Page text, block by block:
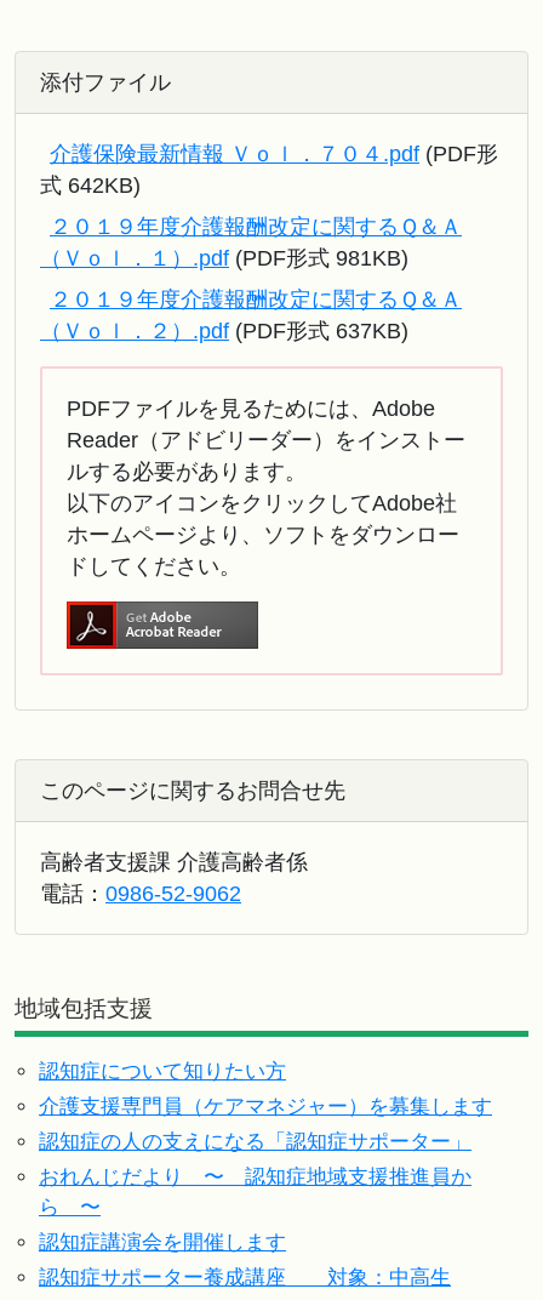
添付ファイル
介護保険最新情報 Ｖｏｌ．７０４.pdf (PDF形
式 642KB)
２０１９年度介護報酬改定に関するＱ＆Ａ
（Ｖｏｌ．１）.pdf (PDF形式 981KB)
２０１９年度介護報酬改定に関するＱ＆Ａ
（Ｖｏｌ．２）.pdf (PDF形式 637KB)
PDFファイルを見るためには、Adobe
Reader（アドビリーダー）をインストー
ルする必要があります。
以下のアイコンをクリックしてAdobe社
ホームページより、ソフトをダウンロー
ドしてください。
このページに関するお問合せ先
高齢者支援課 介護高齢者係
電話： 0986-52-9062
地域包括支援
認知症について知りたい方
介護支援専門員（ケアマネジャー）を募集します
認知症の人の支えになる「認知症サポーター」
おれんじだより 〜 認知症地域支援推進員か
ら 〜
認知症講演会を開催します
認知症サポーター養成講座 対象：中高生